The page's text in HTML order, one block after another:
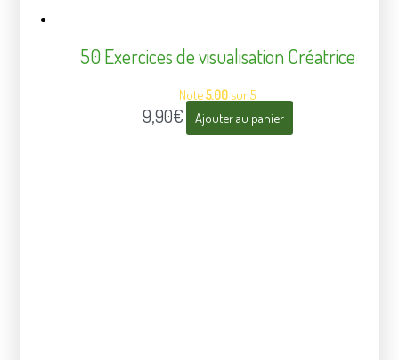
50 Exercices de visualisation Créatrice
Note5.00 sur 5
9,90€ Ajouter au panier